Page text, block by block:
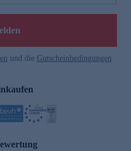
und die Gutscheinbedingungen